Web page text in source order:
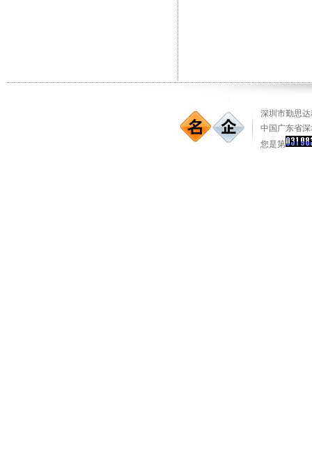
深圳市勤思
中国广东省
您是第